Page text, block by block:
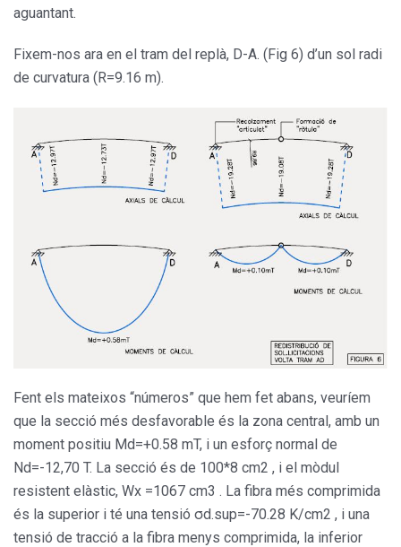
aguantant.
Fixem-nos ara en el tram del replà, D-A. (Fig 6) d’un sol radi
de curvatura (R=9.16 m).
Fent els mateixos “números” que hem fet abans, veuríem
que la secció més desfavorable és la zona central, amb un
moment positiu Md=+0.58 mT, i un esforç normal de
Nd=-12,70 T. La secció és de 100*8 cm2 , i el mòdul
resistent elàstic, Wx =1067 cm3 . La fibra més comprimida
és la superior i té una tensió σd.sup=-70.28 K/cm2 , i una
tensió de tracció a la fibra menys comprimida, la inferior